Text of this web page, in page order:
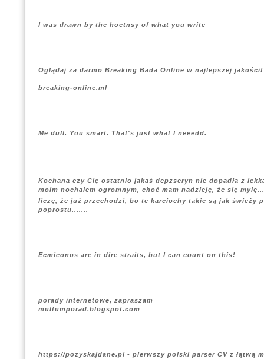
I was drawn by the hoetnsy of what you write
Oglądaj za darmo Breaking Bada Online w najlepszej jakości!
breaking-online.ml
Me dull. You smart. That's just what I neeedd.
Kochana czy Cię ostatnio jakaś depzseryn nie dopadła z
moim nochalem ogromnym, choć mam nadzieję, że się
liczę, że już przechodzi, bo te karciochy takie są jak świeży
poprostu.......
Ecmieonos are in dire straits, but I can count on this!
porady internetowe, zapraszam
multumporad.blogspot.com
https://pozyskajdane.pl - pierwszy polski parser CV z łątwą